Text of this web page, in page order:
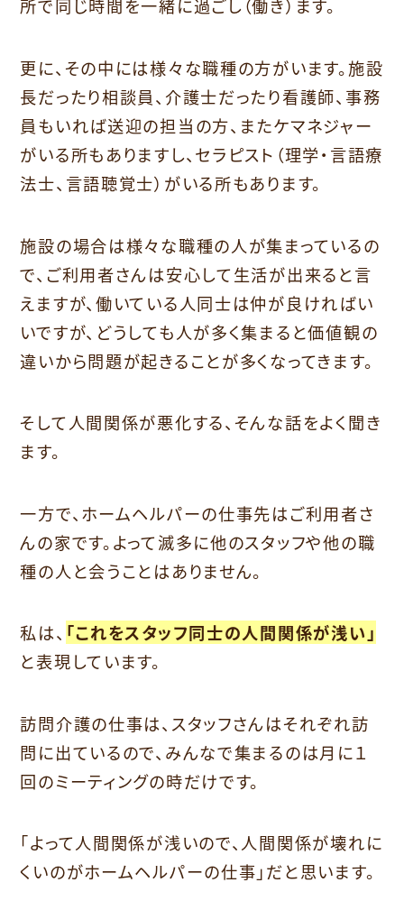
所で同じ時間を一緒に過ごし（働き）ます。
更に、その中には様々な職種の方がいます。施設
長だったり相談員、介護士だったり看護師、事務
員もいれば送迎の担当の方、またケマネジャー
がいる所もありますし、セラピスト（理学・言語療
法士、言語聴覚士）がいる所もあります。
施設の場合は様々な職種の人が集まっているの
で、ご利用者さんは安心して生活が出来ると言
えますが、働いている人同士は仲が良ければい
いですが、どうしても人が多く集まると価値観の
違いから問題が起きることが多くなってきます。
そして人間関係が悪化する、そんな話をよく聞き
ます。
一方で、ホームヘルパーの仕事先はご利用者さ
んの家です。よって滅多に他のスタッフや他の職
種の人と会うことはありません。
私は、 「これをスタッフ同士の人間関係が浅い」
と表現しています。
訪問介護の仕事は、スタッフさんはそれぞれ訪
問に出ているので、みんなで集まるのは月に１
回のミーティングの時だけです。
「よって人間関係が浅いので、人間関係が壊れに
くいのがホームヘルパーの仕事」だと思います。